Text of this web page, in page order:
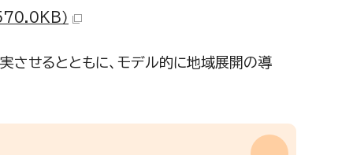
）
せるとともに、モデル的に地域展開の導